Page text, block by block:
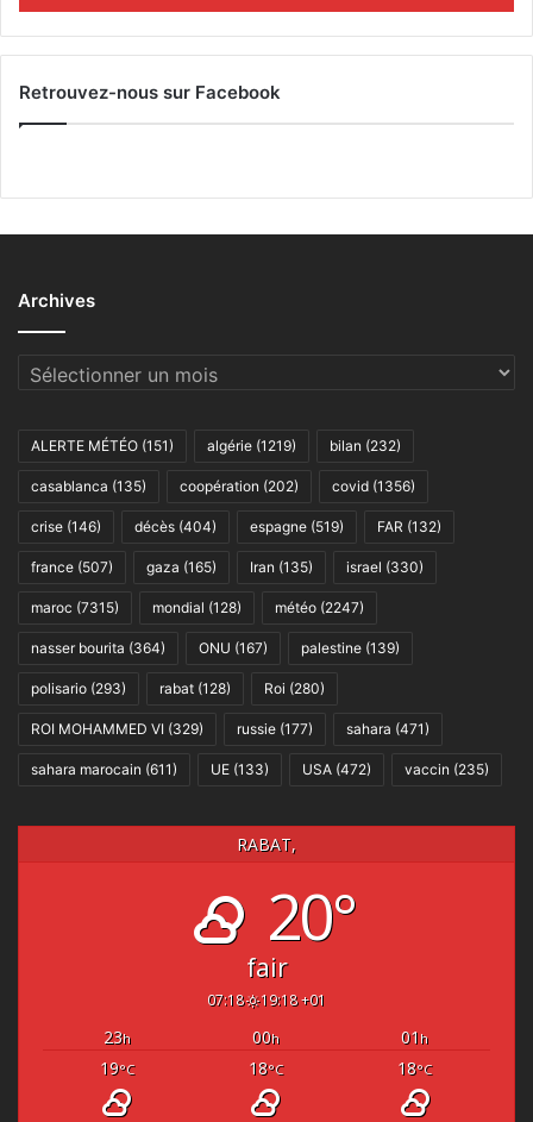
Retrouvez-nous sur Facebook
Archives
Archives
ALERTE MÉTÉO (151) algérie (1219) bilan (232)
casablanca (135) coopération (202) covid (1356)
crise (146) décès (404) espagne (519) FAR (132)
france (507) gaza (165) Iran (135) israel (330)
maroc (7315) mondial (128) météo (2247)
nasser bourita (364) ONU (167) palestine (139)
polisario (293) rabat (128) Roi (280)
ROI MOHAMMED VI (329) russie (177) sahara (471)
sahara marocain (611) UE (133) USA (472) vaccin (235)
RABAT,
20°
fair
07:18 19:18 +01
23h 00h 01 h
19°C 18°C 18°C